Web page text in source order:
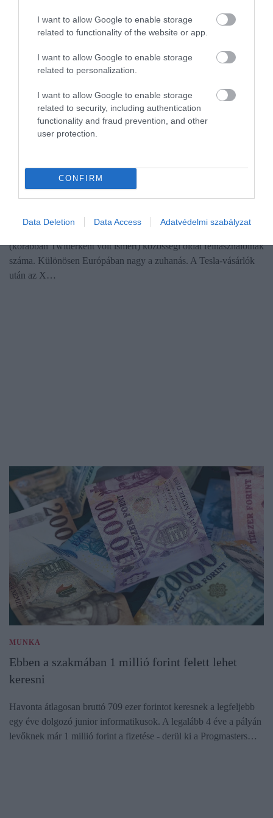
I want to allow Google to enable storage
related to functionality of the website or app.
I want to allow Google to enable storage
related to personalization.
I want to allow Google to enable storage
related to security, including authentication
functionality and fraud prevention, and other
user protection.
CONFIRM
Data Deletion Data Access Adatvédelmi szabályzat
PIACOK
Újabb üzenet Musknak: az X használók száma is
(korábban Twitterként volt ismert) közösségi oldal felhasználóinak
száma. Különösen Európában nagy a zuhanás. A Tesla-vásárlók
után az X…
MUNKA
Ebben a szakmában 1 millió forint felett lehet
keresni
Havonta átlagosan bruttó 709 ezer forintot keresnek a legfeljebb
egy éve dolgozó junior informatikusok. A legalább 4 éve a pályán
levőknek már 1 millió forint a fizetése - derül ki a Progmasters…